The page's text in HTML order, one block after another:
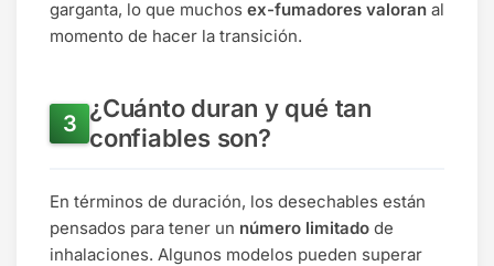
garganta, lo que muchos ex-fumadores valoran al
momento de hacer la transición.
¿Cuánto duran y qué tan
confiables son?
En términos de duración, los desechables están
pensados para tener un número limitado de
inhalaciones. Algunos modelos pueden superar